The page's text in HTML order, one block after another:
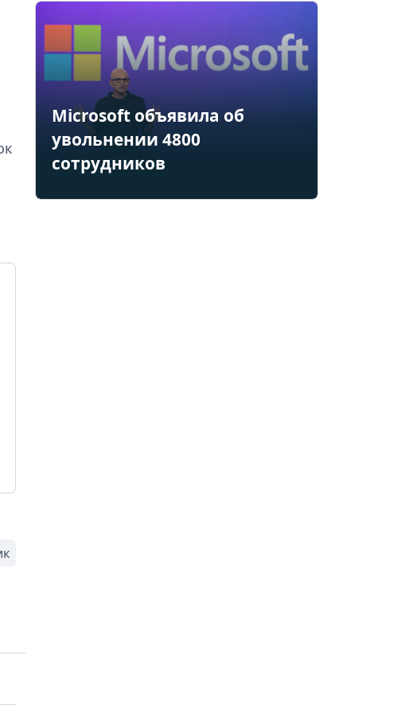
Microsoft объявила об
увольнении 4800
сотрудников